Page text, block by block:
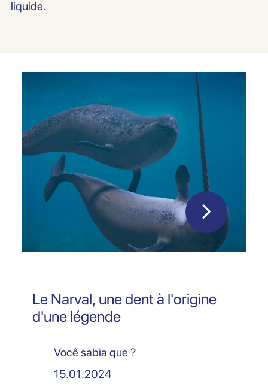
liquide.
Le Narval, une dent à l'origine
d'une légende
Você sabia que ?
15.01.2024